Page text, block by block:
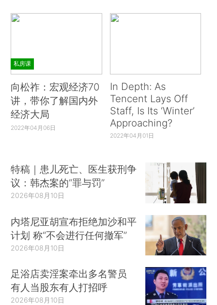
私房课
向松祚：宏观经济70
讲，带你了解国内外
经济大局
2022年04月06日
In Depth: As
Tencent Lays Off
Staff, Is Its ‘Winter’
Approaching?
2022年04月01日
特稿｜患儿死亡、医生获刑争
议：韩杰案的“罪与罚”
2026年08月10日
内塔尼亚胡宣布拒绝加沙和平
计划 称“不会进行任何撤军”
2026年08月10日
足浴店卖淫案牵出多名警员
有人当股东有人打招呼
2026年08月10日